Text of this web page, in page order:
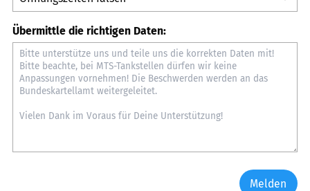
Übermittle die richtigen Daten:
Melden